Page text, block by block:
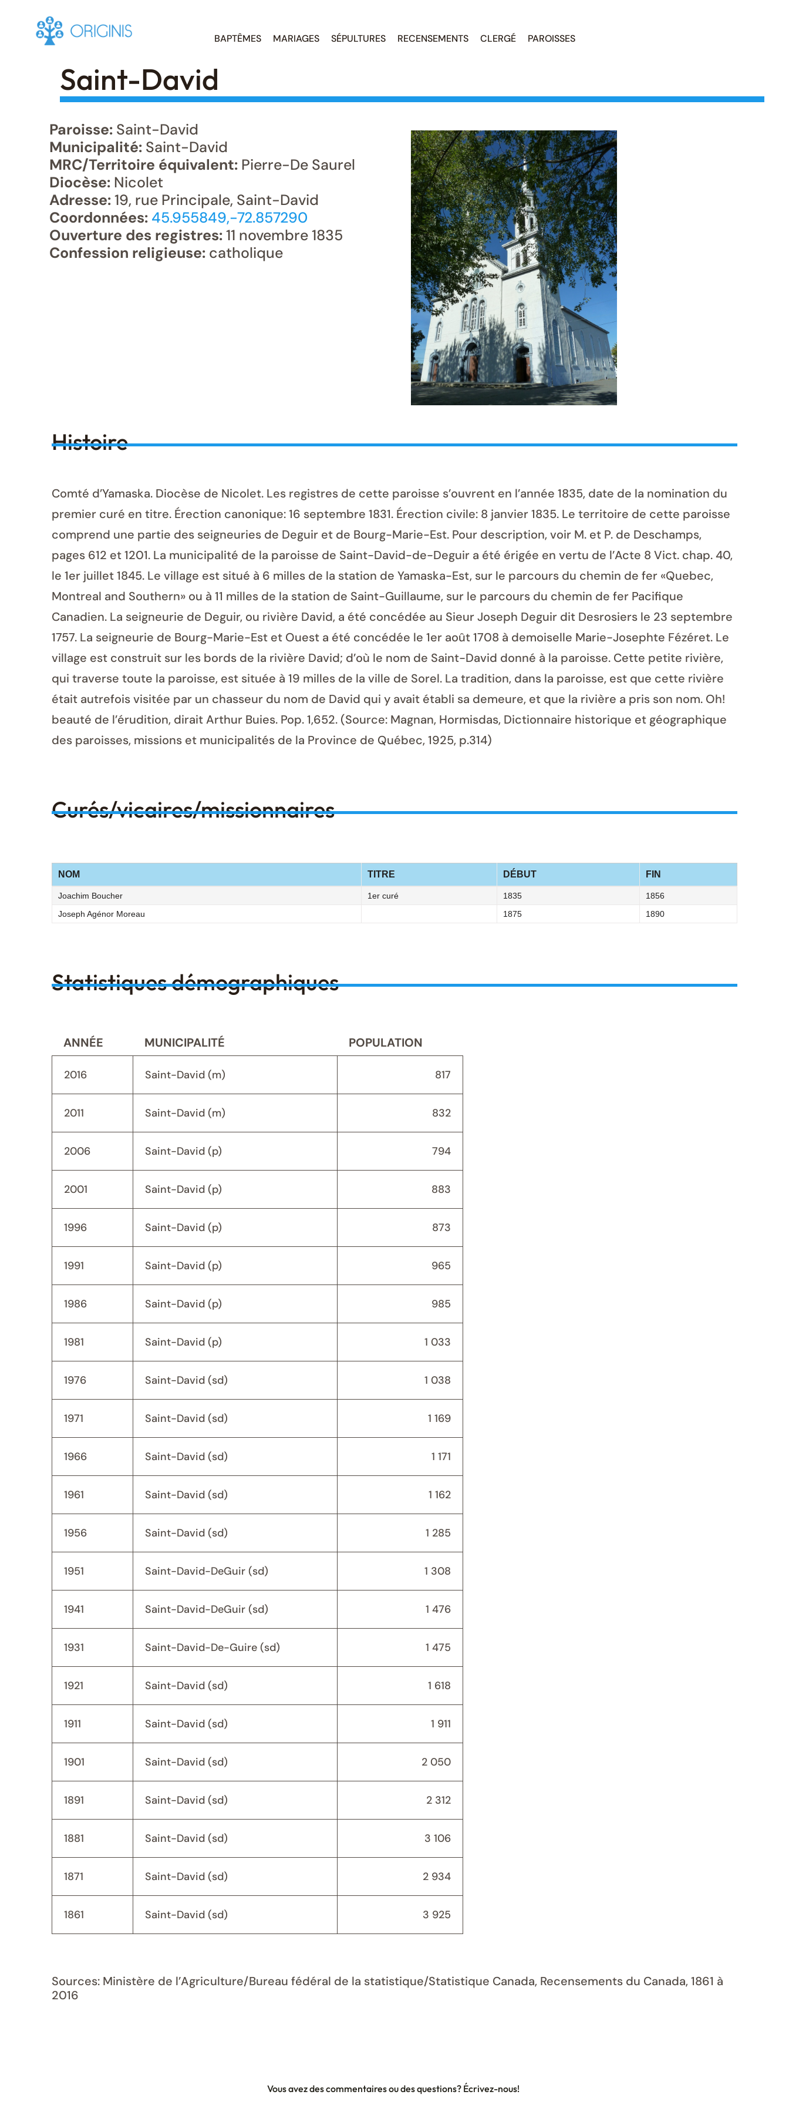
BAPTÊMES MARIAGES SÉPULTURES RECENSEMENTS CLERGÉ PAROISSES
Saint-David
Paroisse: Saint-David
Municipalité: Saint-David
MRC/Territoire équivalent: Pierre-De Saurel
Diocèse: Nicolet
Adresse:19, rue Principale, Saint-David
Coordonnées: 45.955849,-72.857290
Ouverture des registres:11 novembre 1835
Confession religieuse: catholique
Histoire
Comté d’Yamaska. Diocèse de Nicolet. Les registres de cette paroisse s’ouvrent en l’année 1835, date de la nomination du
premier curé en titre. Érection canonique: 16 septembre 1831. Érection civile: 8 janvier 1835. Le territoire de cette paroisse
comprend une partie des seigneuries de Deguir et de Bourg-Marie-Est. Pour description, voir M. et P. de Deschamps,
pages 612 et 1201. La municipalité de la paroisse de Saint-David-de-Deguir a été érigée en vertu de l’Acte 8 Vict. chap. 40,
le 1er juillet 1845. Le village est situé à 6 milles de la station de Yamaska-Est, sur le parcours du chemin de fer «Quebec,
Montreal and Southern» ou à 11 milles de la station de Saint-Guillaume, sur le parcours du chemin de fer Pacifique
Canadien. La seigneurie de Deguir, ou rivière David, a été concédée au Sieur Joseph Deguir dit Desrosiers le 23 septembre
1757. La seigneurie de Bourg-Marie-Est et Ouest a été concédée le 1er août 1708 à demoiselle Marie-Josephte Fézéret. Le
village est construit sur les bords de la rivière David; d’où le nom de Saint-David donné à la paroisse. Cette petite rivière,
qui traverse toute la paroisse, est située à 19 milles de la ville de Sorel. La tradition, dans la paroisse, est que cette rivière
était autrefois visitée par un chasseur du nom de David qui y avait établi sa demeure, et que la rivière a pris son nom. Oh!
beauté de l’érudition, dirait Arthur Buies. Pop. 1,652. (Source: Magnan, Hormisdas, Dictionnaire historique et géographique
des paroisses, missions et municipalités de la Province de Québec, 1925, p.314)
Curés/vicaires/missionnaires
NOM TITRE DÉBUT FIN
Joachim Boucher 1er curé 1835
1856
Joseph Agénor Moreau
1875 1890
Statistiques démographiques
ANNÉE MUNICIPALITÉ POPULATION
2016 Saint-David (m) 817
2011 Saint-David (m) 832
2006 Saint-David (p) 794
2001 Saint-David (p) 883
1996 Saint-David (p) 873
1991 Saint-David (p) 965
1986 Saint-David (p) 985
1981 Saint-David (p) 1 033
1976 Saint-David (sd) 1 038
1971 Saint-David (sd) 1 169
1966 Saint-David (sd) 1 171
1961 Saint-David (sd) 1 162
1956 Saint-David (sd) 1 285
1951 Saint-David-DeGuir (sd) 1 308
1941 Saint-David-DeGuir (sd) 1 476
1931 Saint-David-De-Guire (sd) 1 475
1921 Saint-David (sd) 1 618
1911 Saint-David (sd) 1 911
1901 Saint-David (sd) 2 050
1891 Saint-David (sd) 2 312
1881 Saint-David (sd) 3 106
1871 Saint-David (sd) 2 934
1861 Saint-David (sd) 3 925
Sources: Ministère de l’Agriculture/Bureau fédéral de la statistique/Statistique Canada, Recensements du Canada, 1861 à
2016
Vous avez des commentaires ou des questions? Écrivez-nous!